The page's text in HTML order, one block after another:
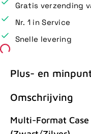
Gratis verzending
Nr. 1 in Service
Snelle levering
Plus- en
Omschrijving
Multi-Format